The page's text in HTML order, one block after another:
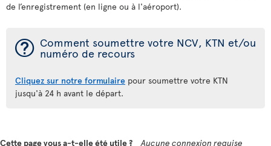
de l’enregistrement (en ligne ou à l'aéroport).
¯ Comment soumettre votre NCV, KTN et/ou
numéro de recours
Cliquez sur notre formulaire pour soumettre votre KTN
jusqu'à 24 h avant le départ.
Cette page vous a-t-elle été utile ? Aucune connexion requise